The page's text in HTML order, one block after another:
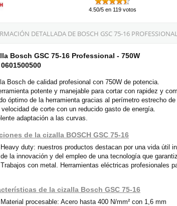
4.50/5 en 119 votos
DETALLADA DE BOSCH GSC 75-16
Bosch GSC 75-16 Professional - 750W
Bosch de calidad profesional con 750W de potencia.
potente y manejable para cortar con rapidez y
óptimo de la herramienta gracias al perímetro estrecho de
velocidad de corte con un reducido gasto de energía.
adaptación a las curvas.
de la cizalla BOSCH GSC 75-16
Heavy duty: nuestros productos destacan por una vida útil
de la innovación y del empleo de una tecnología que
Trabajos con metal. Herramientas eléctricas profesionales
de la cizalla Bosch GSC 75-16
Material procesable: Acero hasta 400 N/mm² con 1,6 mm